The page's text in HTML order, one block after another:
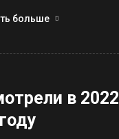
больше
в 2022
году